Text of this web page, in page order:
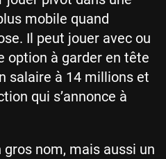
mobile quand
Il peut jouer avec ou
option à garder en tête
salaire à 14 millions et
qui s’annonce à
gros nom, mais aussi un